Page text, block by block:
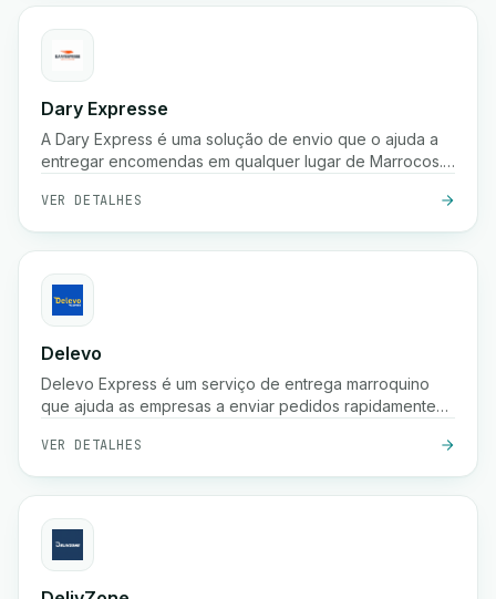
Dary Expresse
A Dary Express é uma solução de envio que o ajuda a
entregar encomendas em qualquer lugar de Marrocos.
facilmente a sua loja e proporciona muitos benefícios
adicionais.
VER DETALHES
Delevo
Delevo Express é um serviço de entrega marroquino
que ajuda as empresas a enviar pedidos rapidamente
expedição rápida e logística fiável de última milha para
garantir que as encomendas chegam aos clientes a
tempo.
VER DETALHES